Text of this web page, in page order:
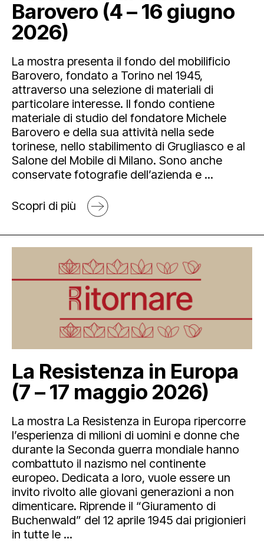
Barovero (4 – 16 giugno
2026)
La mostra presenta il fondo del mobilificio
Barovero, fondato a Torino nel 1945,
attraverso una selezione di materiali di
particolare interesse. Il fondo contiene
materiale di studio del fondatore Michele
Barovero e della sua attività nella sede
torinese, nello stabilimento di Grugliasco e al
Salone del Mobile di Milano. Sono anche
conservate fotografie dell’azienda e ...
Scopri di più
La Resistenza in Europa
(7 – 17 maggio 2026)
La mostra La Resistenza in Europa ripercorre
l’esperienza di milioni di uomini e donne che
durante la Seconda guerra mondiale hanno
combattuto il nazismo nel continente
europeo. Dedicata a loro, vuole essere un
invito rivolto alle giovani generazioni a non
dimenticare. Riprende il “Giuramento di
Buchenwald” del 12 aprile 1945 dai prigionieri
in tutte le ...